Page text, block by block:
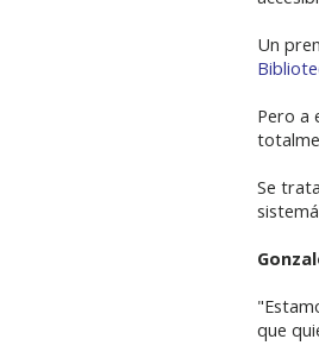
Un
Pero a
Se
que